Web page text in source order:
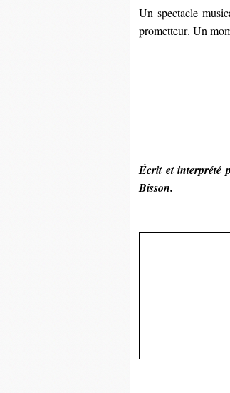
Un spectacle
prometteur. Un
Écrit et interprété
Bisson.